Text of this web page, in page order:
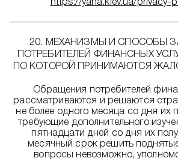
https://yana.kiev.ua/privacy-
20. МЕХАНИЗМЫ И СПОСОБЫ
ПОТРЕБИТЕЛЕЙ ФИНАНСНЫХ
ПО КОТОРОЙ ПРИНИМАЮТСЯ
Обращения потребителей
рассматриваются и решаются
не более одного месяца со дня их
требующие дополнительного
пятнадцати дней со дня их
месячный срок решить
вопросы невозможно,